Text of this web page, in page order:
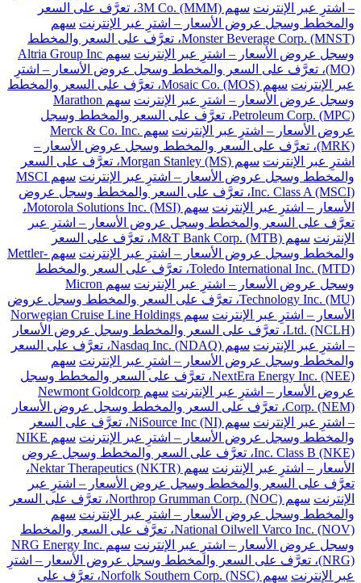
– اشترِ عبر الإنترنت
سهم 3M Co. (MMM)، تعرَّف على السعر
والمخطط وسجل عروض الأسعار – اشترِ عبر الإنترنت سهم
Monster Beverage Corp. (MNST)، تعرَّف على السعر والمخطط
وسجل عروض الأسعار – اشترِ عبر الإنترنت
سهم Altria Group Inc
(MO)، تعرَّف على السعر والمخطط وسجل عروض الأسعار – اشترِ
عبر الإنترنت
سهم Mosaic Co. (MOS)، تعرَّف على السعر والمخطط
وسجل عروض الأسعار – اشترِ عبر الإنترنت
سهم Marathon
Petroleum Corp. (MPC)، تعرَّف على السعر والمخطط وسجل
عروض الأسعار – اشترِ عبر الإنترنت
سهم Merck & Co. Inc.
(MRK)، تعرَّف على السعر والمخطط وسجل عروض الأسعار –
اشترِ عبر الإنترنت
سهم Morgan Stanley (MS)، تعرَّف على السعر
والمخطط وسجل عروض الأسعار – اشترِ عبر الإنترنت
سهم MSCI
Inc. Class A (MSCI)، تعرَّف على السعر والمخطط وسجل عروض
الأسعار – اشترِ عبر الإنترنت
سهم Motorola Solutions Inc. (MSI)،
تعرَّف على السعر والمخطط وسجل عروض الأسعار – اشترِ عبر
الإنترنت
سهم M&T Bank Corp. (MTB)، تعرَّف على السعر
والمخطط وسجل عروض الأسعار – اشترِ عبر الإنترنت
سهم Mettler-
Toledo International Inc. (MTD)، تعرَّف على السعر والمخطط
وسجل عروض الأسعار – اشترِ عبر الإنترنت
سهم Micron
Technology Inc. (MU)، تعرَّف على السعر والمخطط وسجل عروض
الأسعار – اشترِ عبر الإنترنت
سهم Norwegian Cruise Line Holdings
Ltd. (NCLH)، تعرَّف على السعر والمخطط وسجل عروض الأسعار
– اشترِ عبر الإنترنت
سهم Nasdaq Inc. (NDAQ)، تعرَّف على السعر
والمخطط وسجل عروض الأسعار – اشترِ عبر الإنترنت سهم
NextEra Energy Inc. (NEE)، تعرَّف على السعر والمخطط وسجل
عروض الأسعار – اشترِ عبر الإنترنت
سهم Newmont Goldcorp
Corp. (NEM)، تعرَّف على السعر والمخطط وسجل عروض الأسعار
– اشترِ عبر الإنترنت
سهم NiSource Inc (NI)، تعرَّف على السعر
والمخطط وسجل عروض الأسعار – اشترِ عبر الإنترنت
سهم NIKE
Inc. Class B (NKE)، تعرَّف على السعر والمخطط وسجل عروض
الأسعار – اشترِ عبر الإنترنت
سهم Nektar Therapeutics (NKTR)،
تعرَّف على السعر والمخطط وسجل عروض الأسعار – اشترِ عبر
الإنترنت
سهم Northrop Grumman Corp. (NOC)، تعرَّف على السعر
والمخطط وسجل عروض الأسعار – اشترِ عبر الإنترنت سهم
National Oilwell Varco Inc. (NOV)، تعرَّف على السعر والمخطط
وسجل عروض الأسعار – اشترِ عبر الإنترنت
سهم NRG Energy Inc.
(NRG)، تعرَّف على السعر والمخطط وسجل عروض الأسعار – اشترِ
عبر الإنترنت
سهم Norfolk Southern Corp. (NSC)، تعرَّف على